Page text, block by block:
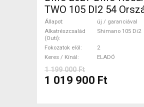
TWO 105 DI2 54
Shimano 105 Di2
/ garanciával ELADÓ
Állapot
új / garanciával
Alkatrészcsalád
(Outi)
Shimano 105 Di2
Fokozatok elöl
2
Keres / Kínál
ELADÓ
1 199 000 Ft
1 019 900 Ft